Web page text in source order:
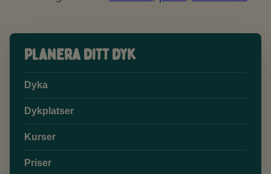
Planera ditt dyk
Dyka
Dykplatser
Kurser
Priser